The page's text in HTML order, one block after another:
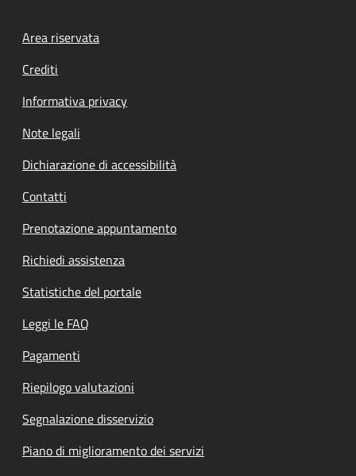
Footer menu
Area riservata
Crediti
Informativa privacy
Note legali
Dichiarazione di accessibilità
Contatti
Prenotazione appuntamento
Richiedi assistenza
Statistiche del portale
Leggi le FAQ
Pagamenti
Riepilogo valutazioni
Segnalazione disservizio
Piano di miglioramento dei servizi